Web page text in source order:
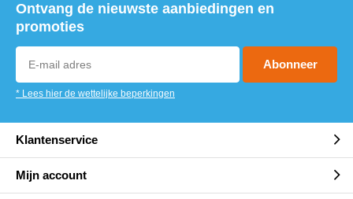
Ontvang de nieuwste aanbiedingen en
promoties
Abonneer
* Lees hier de wettelijke beperkingen
Klantenservice
Mijn account